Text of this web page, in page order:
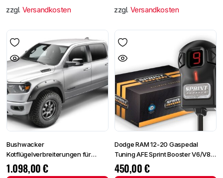
zzgl. Versandkosten zzgl. Versandkosten
Bushwacker
Kotflügelverbreiterungen für
Dodge Ram 2019–2023
1.098,00€
Dodge RAM 12-20 Gaspedal
Tuning AFE Sprint Booster V6/V8
Motoren
450,00€